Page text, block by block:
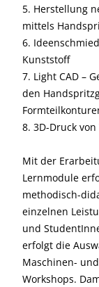
5. Herstellung
mittels
6.
Kunststoff
7. Light CAD –
den
8. 3D-Druck
Mit der
Lernmodule
methodisch-
einzelnen
und
erfolgt die
Maschinen-
Workshops.